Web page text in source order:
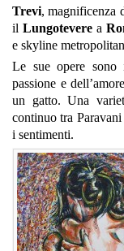
Trevi, magnificenza
il Lungoteverea
e skyline
Le sue opere sono
passione e
un gatto.Una
continuo tra
i sentimenti.